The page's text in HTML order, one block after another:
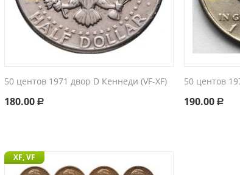
50 центов 1971 двор D Кеннеди (VF-XF)
180.00 Р
50 центов
190.00 Р
XF, VF